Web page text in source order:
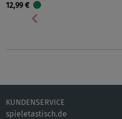
12,99 €
Vorherige
KUNDENSERVICE
spieletastisch.de